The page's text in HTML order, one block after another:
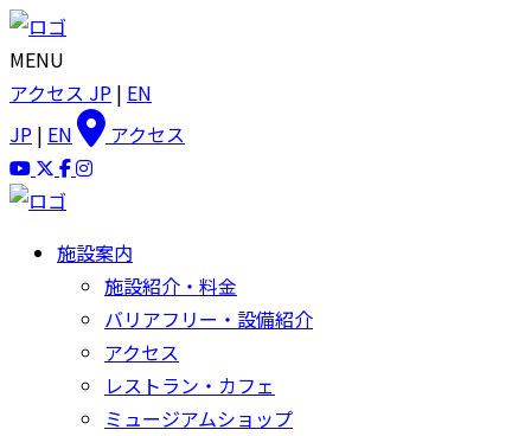
MENU
アクセス JP | EN
JP | EN アクセス
施設案内
施設紹介・料金
バリアフリー・設備紹介
アクセス
レストラン・カフェ
ミュージアムショップ